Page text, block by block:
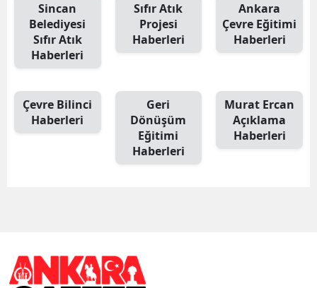
Sincan
Belediyesi
Sıfır Atık
Haberleri
Sıfır Atık
Projesi
Haberleri
Ankara
Çevre Eğitimi
Haberleri
Çevre Bilinci
Haberleri
Geri
Dönüşüm
Eğitimi
Haberleri
Murat Ercan
Açıklama
Haberleri